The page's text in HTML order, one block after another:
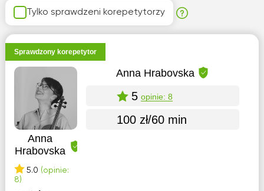
Tylko sprawdzeni korepetytorzy
Sprawdzony korepetytor
Anna
Hrabovska
5.0 (opinie:
8)
Anna Hrabovska
5 opinie: 8
100 zł/60 min